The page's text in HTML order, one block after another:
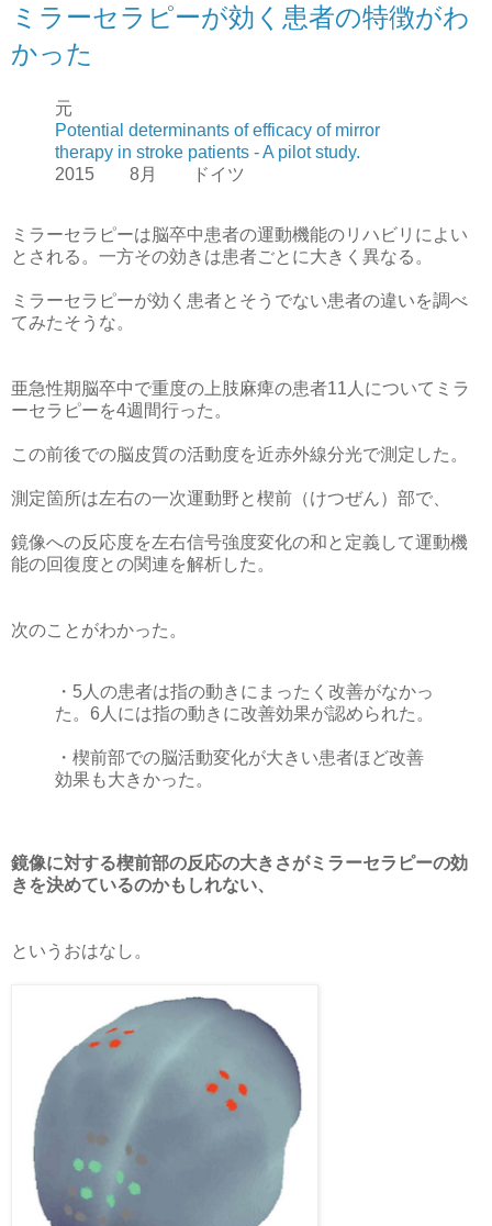
ミラーセラピーが効く患者の特徴がわ
かった
元
Potential determinants of efficacy of mirror
therapy in stroke patients - A pilot study.
2015 8月 ドイツ
ミラーセラピーは脳卒中患者の運動機能のリハビリによい
とされる。一方その効きは患者ごとに大きく異なる。
ミラーセラピーが効く患者とそうでない患者の違いを調べ
てみたそうな。
亜急性期脳卒中で重度の上肢麻痺の患者11人についてミラ
ーセラピーを4週間行った。
この前後での脳皮質の活動度を近赤外線分光で測定した。
測定箇所は左右の一次運動野と楔前（けつぜん）部で、
鏡像への反応度を左右信号強度変化の和と定義して運動機
能の回復度との関連を解析した。
次のことがわかった。
・5人の患者は指の動きにまったく改善がなかっ
た。6人には指の動きに改善効果が認められた。
・楔前部での脳活動変化が大きい患者ほど改善
効果も大きかった。
鏡像に対する楔前部の反応の大きさがミラーセラピーの効
きを決めているのかもしれない、
というおはなし。